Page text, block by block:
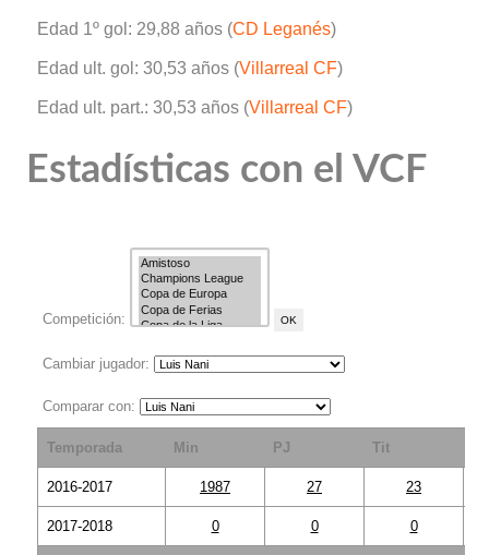
Edad 1º gol: 29,88 años (CD Leganés)
Edad ult. gol: 30,53 años (Villarreal CF)
Edad ult. part.: 30,53 años (Villarreal CF)
Estadísticas con el VCF
Competición:
Cambiar jugador:
Comparar con:
Temporada Min PJ Tit
2016-2017 1987 27 23
2017-2018 0 0 0